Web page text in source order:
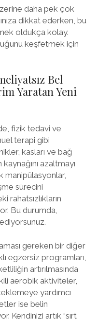
daha pek çok
dikkat ederken, bu
oldukça kolay.
keşfetmek için
Bel
Yaratan Yeni
fizik tedavi ve
terapi gibi
kasları ve bağ
azaltmayı
manipülasyonlar,
sürecini
Bu durumda,
gereken bir diğer
egzersiz programları,
artırılmasında
aerobik aktiviteler,
yardımcı
ise belin
Kendinizi artık “sırt